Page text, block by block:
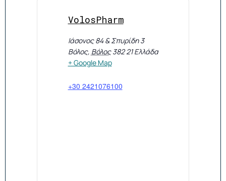
VolosPharm
Ιάσονος 84 & Σπυρίδη 3
Βόλος, Βόλος 382 21 Ελλάδα
+ Google Map
+30 2421076100